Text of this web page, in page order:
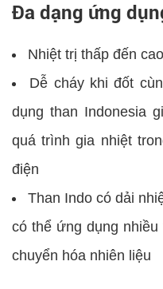
Đa dạng ứng
Nhiệt trị thấp đến
Dễ cháy khi đốt
dụng than Indonesia
quá trình gia nhiệt
điện
Than Indo có dải
có thể ứng dụng
chuyển hóa nhiên liệu